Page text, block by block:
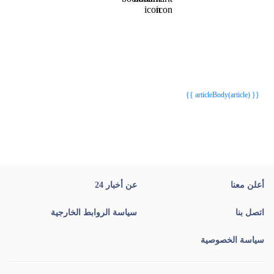
{{ articleBody(article) }}
أعلن معنا عن أخبار 24
اتصل بنا سياسة الروابط الخارجية
سياسة الخصوصية